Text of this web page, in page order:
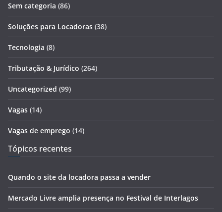
Sem categoria (86)
Soluções para Locadoras (38)
Tecnologia (8)
Tributação & Jurídico (264)
Uncategorized (99)
Vagas (14)
Vagas de emprego (14)
Tópicos recentes
Quando o site da locadora passa a vender
Mercado Livre amplia presença no Festival de Interlagos